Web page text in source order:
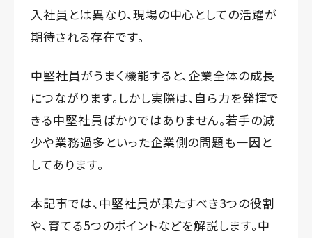
入社員とは異なり、現場の中心としての活躍が
期待される存在です。
中堅社員がうまく機能すると、企業全体の成長
につながります。しかし実際は、自ら力を発揮で
きる中堅社員ばかりではありません。若手の減
少や業務過多といった企業側の問題も一因と
してあります。
本記事では、中堅社員が果たすべき3つの役割
や、育てる5つのポイントなどを解説します。中